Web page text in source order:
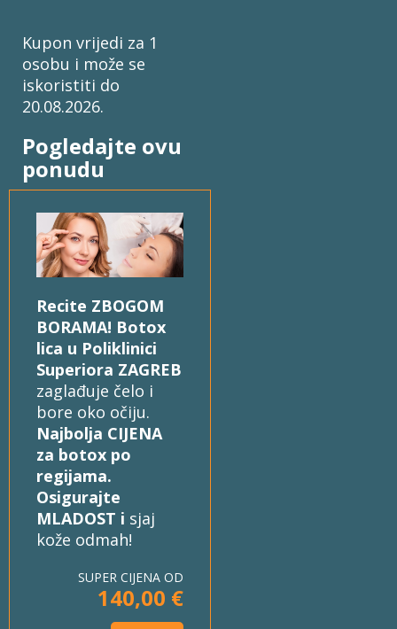
Kupon vrijedi za 1
osobu i može se
iskoristiti do
20.08.2026.
Pogledajte ovu
ponudu
Recite ZBOGOM
BORAMA! Botox
lica u Poliklinici
Superiora ZAGREB
zaglađuje čelo i
bore oko očiju.
Najbolja CIJENA
za botox po
regijama.
Osigurajte
MLADOST i sjaj
kože odmah!
SUPER CIJENA OD
140,00 €